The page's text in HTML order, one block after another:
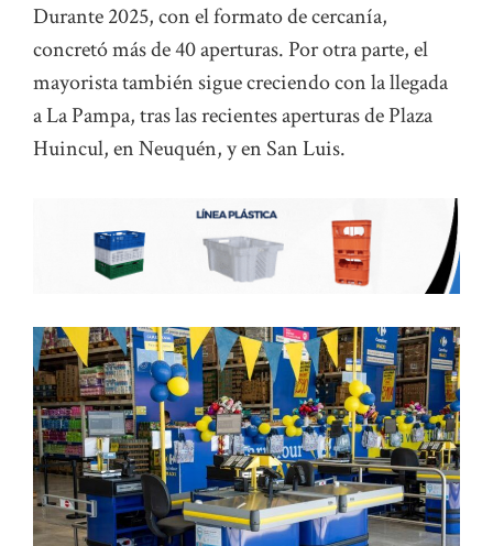
Durante 2025, con el formato de cercanía,
concretó más de 40 aperturas. Por otra parte, el
mayorista también sigue creciendo con la llegada
a La Pampa, tras las recientes aperturas de Plaza
Huincul, en Neuquén, y en San Luis.